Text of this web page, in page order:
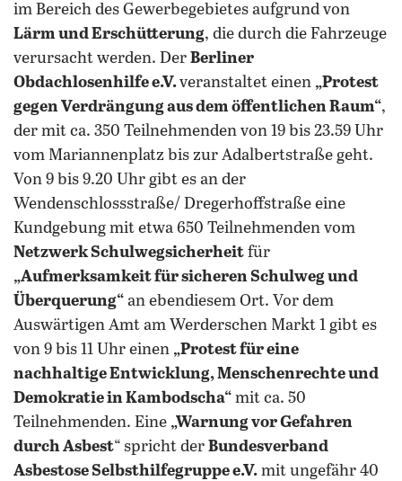
im Bereich des Gewerbegebietes aufgrund von
Lärm und Erschütterung, die durch die Fahrzeuge
verursacht werden. Der Berliner
Obdachlosenhilfe e.V.veranstaltet einen „Protest
gegen Verdrängung aus dem öffentlichen Raum“,
der mit ca. 350 Teilnehmenden von 19 bis 23.59 Uhr
vom Mariannenplatz bis zur Adalbertstraße geht.
Von 9 bis 9.20 Uhr gibt es an der
Wendenschlossstraße/ Dregerhoffstraße eine
Kundgebung mit etwa 650 Teilnehmenden vom
Netzwerk Schulwegsicherheit für
„Aufmerksamkeit für sicheren Schulweg und
Überquerung“ an ebendiesem Ort. Vor dem
Auswärtigen Amt am Werderschen Markt 1 gibt es
von 9 bis 11 Uhr einen „Protest für eine
nachhaltige Entwicklung, Menschenrechte und
Demokratie in Kambodscha“ mit ca. 50
Teilnehmenden. Eine „Warnung vor Gefahren
durch Asbest“ spricht der Bundesverband
Asbestose Selbsthilfegruppe e.V. mit ungefähr 40